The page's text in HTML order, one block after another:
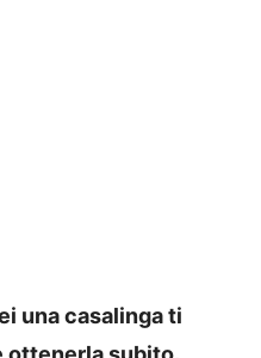
una casalinga ti